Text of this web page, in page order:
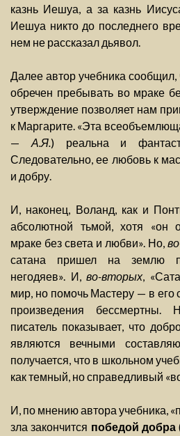
казнь Иешуа, а за казнь
Иешуа никто до последнего
нем не рассказал дьявол.
Далее автор учебника
обречен пребывать во мраке
утверждение позволяет нам
к Маргарите. «Эта
— А.Я.) реальна и
Следовательно, ее любовь к
и добру.
И, наконец, Воланд, как и
абсолютной тьмой, хотя «он
мраке без света и любви». Но,
сатана пришел на землю
негодяев». И, во-вторых,
мир, но помочь Мастеру — в его
произведения
писатель показывает, что
являются вечными
получается, что в школьном
как темный, но справедливый
И, по мнению автора учебника,
зла закончится победой добра